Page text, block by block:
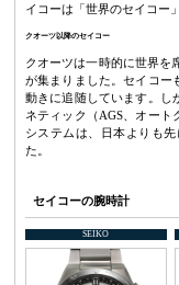
イコーは「世界のセイコー
クオーツ以降のセイコー
クオーツは一時的に世界を
が集まりました。セイコー
動きに追随しています。し
ネティック（AGS、オート
システムは、日本よりも
た。
セイコーの腕時計
SEIKO